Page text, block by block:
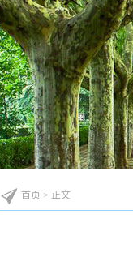
首页 > 正文